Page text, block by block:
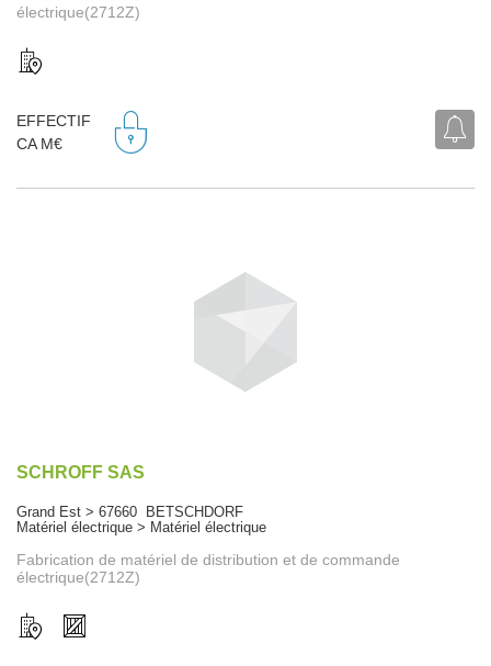
électrique(2712Z)
EFFECTIF
CA M€
SCHROFF SAS
Grand Est > 67660 BETSCHDORF
Matériel électrique > Matériel électrique
Fabrication de matériel de distribution et de commande
électrique(2712Z)